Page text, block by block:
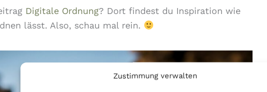
Zustimmung verwalten
Digitale Ordnung? Dort findest du Inspiration wie
lässt. Also, schau mal rein.